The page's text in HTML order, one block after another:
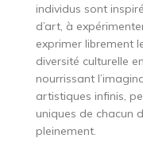
individus sont
d’art, à
exprimer librement
diversité culturelle
nourrissant
artistiques infinis,
uniques de chacun
pleinement.